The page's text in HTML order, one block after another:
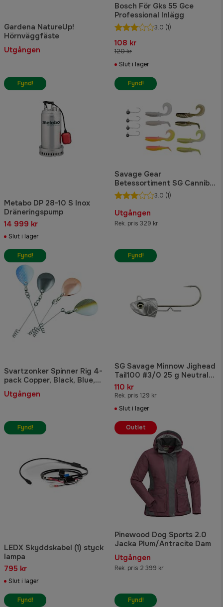
Gardena NatureUp!
Hörnväggfäste
Utgången
Bosch För Gks 55 Gce
Professional Inlägg
3.0 (1)
108 kr
120 kr
Slut i lager
Metabo DP 28-10 S Inox
Dräneringspump
14 999 kr
Slut i lager
Fynd!
Savage Gear
Betessortiment SG Cannibal
Box Kit L 20-pack
3.0 (1)
Utgången
Rek. pris 329 kr
Fynd!
Svartzonker Spinner Rig 4-
pack Copper, Black, Blue,
Brown
Utgången
Fynd!
SG Savage Minnow Jighead
Tail100 #3/0 25 g Neutral
3-pack
110 kr
Rek. pris 129 kr
Slut i lager
Fynd!
LEDX Skyddskabel (1) styck
lampa
795 kr
Slut i lager
Fynd!
Pinewood Dog Sports 2.0
Jacka Plum/Antracite Dam
Utgången
Rek. pris 2 399 kr
Outlet
Fynd! Fynd!